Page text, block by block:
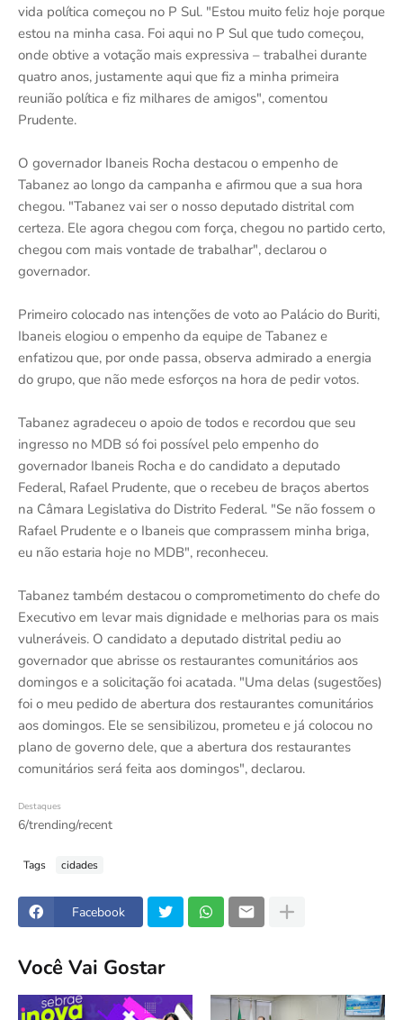
vida política começou no P Sul. "Estou muito feliz hoje porque
estou na minha casa. Foi aqui no P Sul que tudo começou,
onde obtive a votação mais expressiva – trabalhei durante
quatro anos, justamente aqui que fiz a minha primeira
reunião política e fiz milhares de amigos", comentou
Prudente.
O governador Ibaneis Rocha destacou o empenho de
Tabanez ao longo da campanha e afirmou que a sua hora
chegou. "Tabanez vai ser o nosso deputado distrital com
certeza. Ele agora chegou com força, chegou no partido certo,
chegou com mais vontade de trabalhar", declarou o
governador.
Primeiro colocado nas intenções de voto ao Palácio do Buriti,
Ibaneis elogiou o empenho da equipe de Tabanez e
enfatizou que, por onde passa, observa admirado a energia
do grupo, que não mede esforços na hora de pedir votos.
Tabanez agradeceu o apoio de todos e recordou que seu
ingresso no MDB só foi possível pelo empenho do
governador Ibaneis Rocha e do candidato a deputado
Federal, Rafael Prudente, que o recebeu de braços abertos
na Câmara Legislativa do Distrito Federal. "Se não fossem o
Rafael Prudente e o Ibaneis que comprassem minha briga,
eu não estaria hoje no MDB", reconheceu.
Tabanez também destacou o comprometimento do chefe do
Executivo em levar mais dignidade e melhorias para os mais
vulneráveis. O candidato a deputado distrital pediu ao
governador que abrisse os restaurantes comunitários aos
domingos e a solicitação foi acatada. "Uma delas (sugestões)
foi o meu pedido de abertura dos restaurantes comunitários
aos domingos. Ele se sensibilizou, prometeu e já colocou no
plano de governo dele, que a abertura dos restaurantes
comunitários será feita aos domingos", declarou.
Destaques
6/trending/recent
Tags cidades
Facebook
Você Vai Gostar